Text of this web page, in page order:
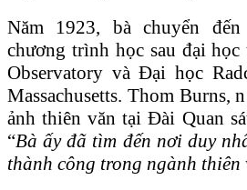
Năm 1923, bà chuyển
chương trình học sau đại
Observatory và Đại học
Massachusetts. Thom Burns,
ảnh thiên văn tại Đài Quan
“Bà ấy đã tìm đến nơi duy
thành công trong ngành thiên